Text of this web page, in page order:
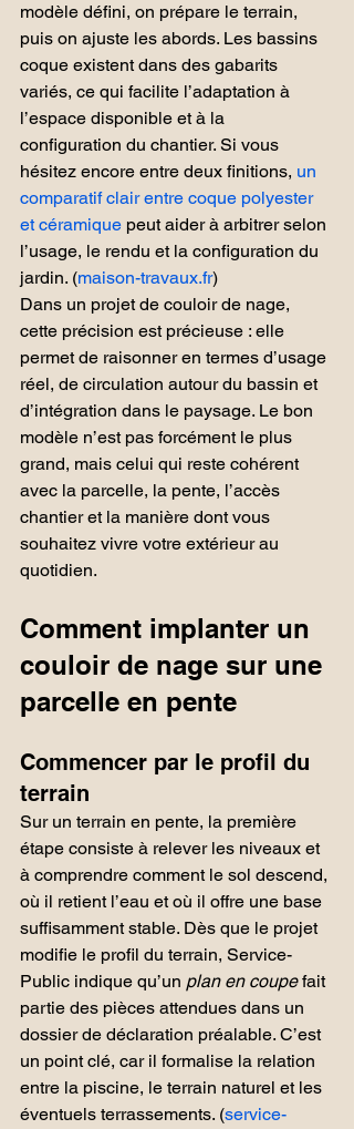
modèle défini, on prépare le terrain,
puis on ajuste les abords. Les bassins
coque existent dans des gabarits
variés, ce qui facilite l’adaptation à
l’espace disponible et à la
configuration du chantier. Si vous
hésitez encore entre deux finitions, un
comparatif clair entre coque polyester
et céramique peut aider à arbitrer selon
l’usage, le rendu et la configuration du
jardin. (maison-travaux.fr)
Dans un projet de couloir de nage,
cette précision est précieuse : elle
permet de raisonner en termes d’usage
réel, de circulation autour du bassin et
d’intégration dans le paysage. Le bon
modèle n’est pas forcément le plus
grand, mais celui qui reste cohérent
avec la parcelle, la pente, l’accès
chantier et la manière dont vous
souhaitez vivre votre extérieur au
quotidien.
Comment implanter un
couloir de nage sur une
parcelle en pente
Commencer par le profil du
terrain
Sur un terrain en pente, la première
étape consiste à relever les niveaux et
à comprendre comment le sol descend,
où il retient l’eau et où il offre une base
suffisamment stable. Dès que le projet
modifie le profil du terrain, Service-
Public indique qu’un plan en coupe fait
partie des pièces attendues dans un
dossier de déclaration préalable. C’est
un point clé, car il formalise la relation
entre la piscine, le terrain naturel et les
éventuels terrassements. (service-